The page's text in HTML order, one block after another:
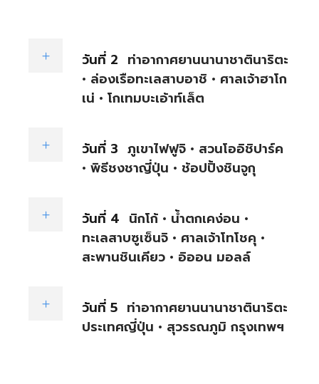
วันที่ 2 ท่าอากาศยานนานาชาตินาริตะ
• ล่องเรือทะเลสาบอาชิ • ศาลเจ้าฮาโก
เน่ • โกเทมบะเอ้าท์เล็ต
วันที่ 3 ภูเขาไฟฟูจิ • สวนโออิชิปาร์ค
• พิธีชงชาญี่ปุ่น • ช้อปปิ้งชินจูกุ
วันที่ 4 นิกโก้ • น้ำตกเคง่อน •
ทะเลสาบซูเซ็นจิ • ศาลเจ้าโทโชคุ •
สะพานชินเคียว • อิออน มอลล์
วันที่ 5 ท่าอากาศยานนานาชาตินาริตะ
ประเทศญี่ปุ่น • สุวรรณภูมิ กรุงเทพฯ